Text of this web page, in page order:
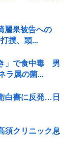
麗果被告への
撲、頭...
」で食中毒 男
ラ属の菌...
白書に反発…日
須クリニック息